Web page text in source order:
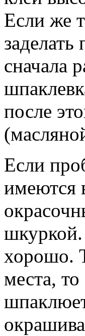
Если же
сначала
после
Если
имеются
шкуркой.
хорошо.
места,